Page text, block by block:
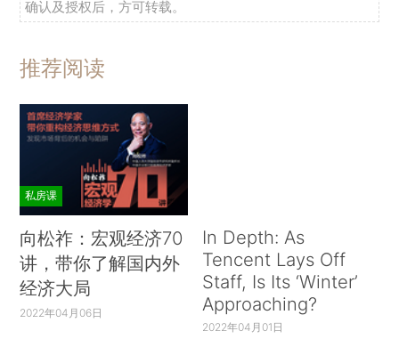
确认及授权后，方可转载。
推荐阅读
私房课
向松祚：宏观经济70
讲，带你了解国内外
经济大局
2022年04月06日
In Depth: As
Tencent Lays Off
Staff, Is Its ‘Winter’
Approaching?
2022年04月01日